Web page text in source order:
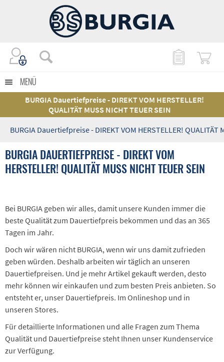
MENÜ
BURGIA Dauertiefpreise - DIREKT VOM HERSTELLER!
QUALITÄT MUSS NICHT TEUER SEIN
BURGIA Dauertiefpreise - DIREKT VOM HERSTELLER! QUALITÄT
BURGIA DAUERTIEFPREISE - DIREKT VOM
HERSTELLER! QUALITÄT MUSS NICHT TEUER SEIN
Bei BURGIA geben wir alles, damit unsere Kunden immer die
beste Qualität zum Dauertiefpreis bekommen und das an 365
Tagen im Jahr.
Doch wir wären nicht BURGIA, wenn wir uns damit zufrieden
geben würden. Deshalb arbeiten wir täglich an unseren
Dauertiefpreisen. Und je mehr Artikel gekauft werden, desto
mehr können wir einkaufen und zum besten Preis anbieten. So
entsteht er, unser Dauertiefpreis. Im Onlineshop und in
unseren Stores.
Für detaillierte Informationen und alle Fragen zum Thema
Qualität und Dauertiefpreise steht Ihnen unser Kundenservice
zur Verfügung.